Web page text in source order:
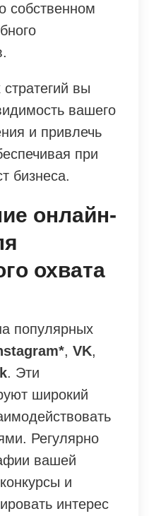
собственном
вы
вашего
и привлечь
при
бизнеса.
онлайн-
охвата
популярных
, VK,
. Эти
широкий
Регулярно
вашей
и
интерес